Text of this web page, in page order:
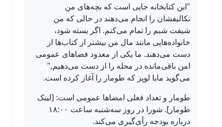
"این کتابخانه جایی است که بچه‌های من
تکالیفشان را انجام می‌دهند در حالی که من
شیفت شبم را تمام می‌کنم. اگر بسته شود،
خانواده‌هایی مانند مال من بیشتر از کتاب‌ها از
دست می‌دهند. ما یکی از معدود فضاهای عمومی
امن باقی‌مانده در محله را از دست می‌دهیم,"
می‌گوید مایا لوپز که طومار را آغاز کرده است.
طومار و تعداد فعلی امضاها عمومی است: [لینک
طومار]. شورا در روز سه‌شنبه ساعت ۱۸:۰۰
درباره بودجه رأی‌گیری می‌کند.